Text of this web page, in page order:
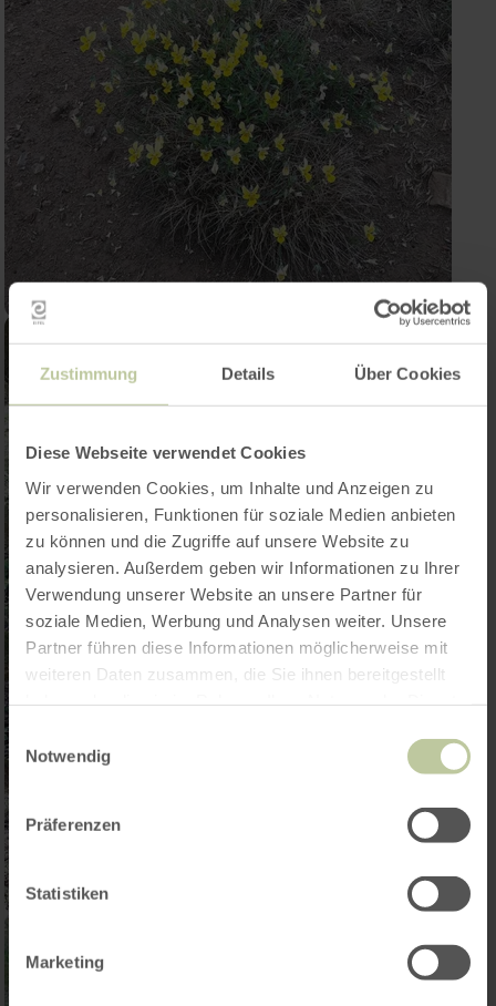
Zustimmung Details Über Cookies
Diese Webseite verwendet Cookies
Wir verwenden Cookies, um Inhalte und Anzeigen zu
personalisieren, Funktionen für soziale Medien anbieten
zu können und die Zugriffe auf unsere Website zu
analysieren. Außerdem geben wir Informationen zu Ihrer
Verwendung unserer Website an unsere Partner für
soziale Medien, Werbung und Analysen weiter. Unsere
Partner führen diese Informationen möglicherweise mit
weiteren Daten zusammen, die Sie ihnen bereitgestellt
Einwilligungsauswahl
Notwendig
Präferenzen
Statistiken
Marketing